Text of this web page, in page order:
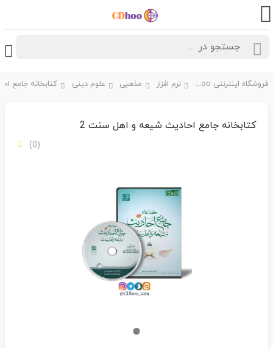
فروشگاه اینترنتی CDhoo نرم افزار مذهبی علوم دینی
کتابخانه جامع احادیث شیعه و اهل سنت 2
(0)